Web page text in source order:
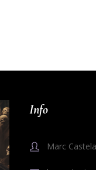
Info
Marc